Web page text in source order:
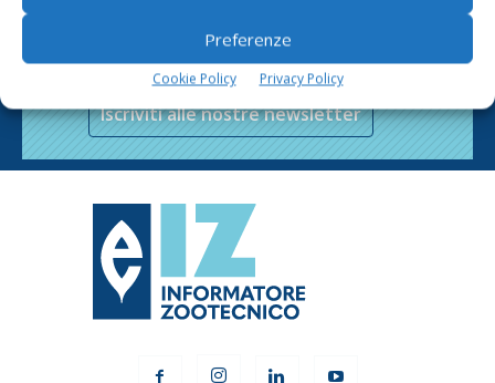
Preferenze
Cookie Policy Privacy Policy
dell’agricoltura
Iscriviti alle nostre newsletter